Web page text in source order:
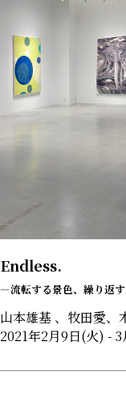
Endless.
―流転する景色、繰り返
山本雄基 、牧田愛、
2021年2月9日(火) - 3